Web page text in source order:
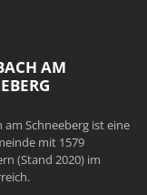
AM
am Schneeberg ist eine
mit 1579
(Stand 2020) im